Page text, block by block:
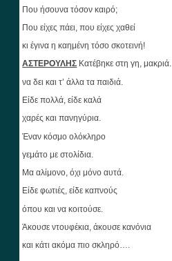
Που ήσουνα τόσον καιρό;
Που είχες πάει, που είχες χαθεί
κι έγινα η καημένη τόσο σκοτεινή!
ΑΣΤΕΡΟΥΛΗΣ Κατέβηκε στη γη, μακριά.
να δει και τ’ άλλα τα παιδιά.
Είδε πολλά, είδε καλά
χαρές και πανηγύρια.
Έναν κόσμο ολόκληρο
γεμάτο με στολίδια.
Μα αλίμονο, όχι μόνο αυτά.
Είδε φωτιές, είδε καπνούς
όπου και να κοιτούσε.
Άκουσε ντουφέκια, άκουσε κανόνια
και κάτι ακόμα πιο σκληρό….